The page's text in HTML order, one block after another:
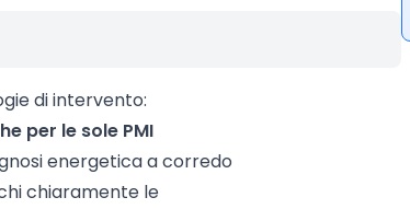
di intervento:
per le sole PMI
energetica a corredo
chiaramente le